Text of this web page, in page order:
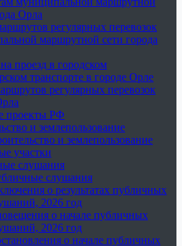
Орла
регулярных перевозок
маршрутной сети города
проезд в городском
транспорте в городе Орле
регулярных перевозок
проекты РФ
и землепользование
и землепользование
участки
слушания
слушания
о результатах публичных
2026 год
о начале публичных
2026 год
о начале публичных